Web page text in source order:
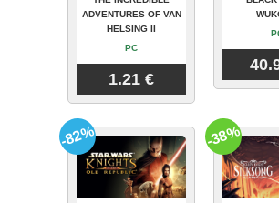
ADVENTURES OF VAN
HELSING II
PC
1.21 €
-82% -38%